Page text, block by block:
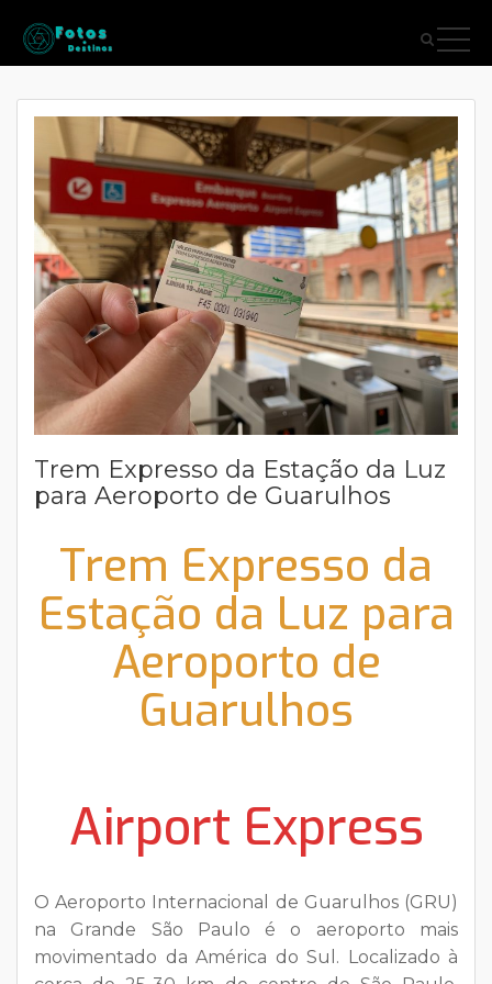
Trem Expresso da Estação da Luz
para Aeroporto de Guarulhos
Trem Expresso da
Estação da Luz para
Aeroporto de
Guarulhos
Airport Express
O Aeroporto Internacional de Guarulhos (GRU)
na Grande São Paulo é o aeroporto mais
movimentado da América do Sul. Localizado à